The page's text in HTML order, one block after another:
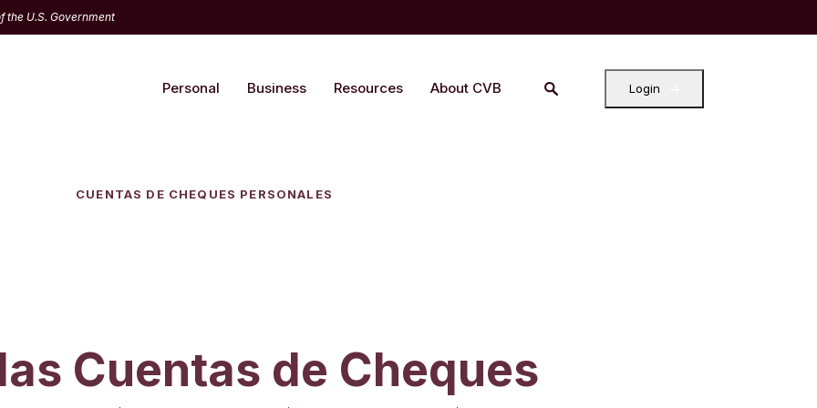
the U.S. Government
Personal Business Resources About CVB Login
CUENTAS DE CHEQUES PERSONALES
Cuentas de Cheques